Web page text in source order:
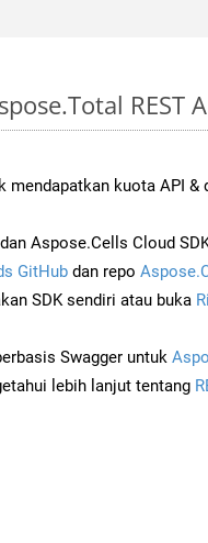
REST
mendapatkan kuota API
Aspose.Cells Cloud
GitHub dan repo
SDK sendiri atau buka
Swagger untuk
lebih lanjut tentang